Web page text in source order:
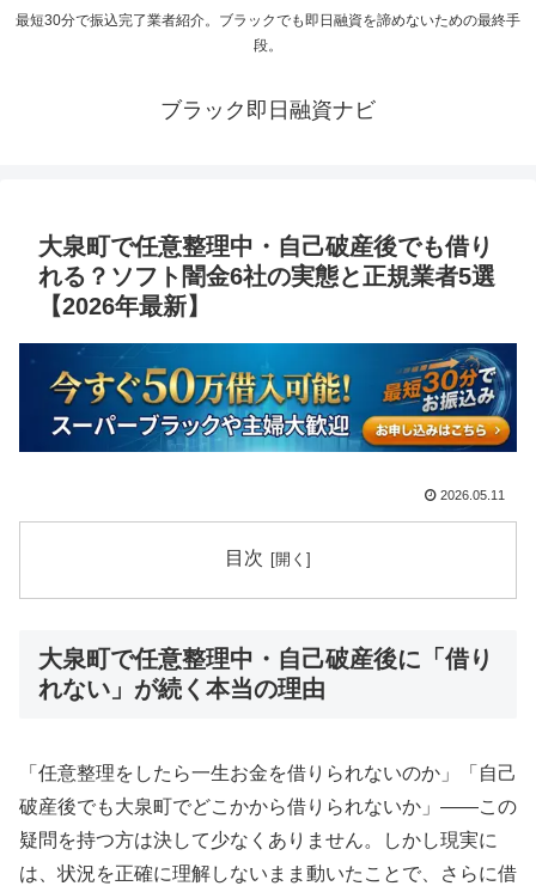
最短30分で振込完了業者紹介。ブラックでも即日融資を諦めないための最終手
段。
ブラック即日融資ナビ
大泉町で任意整理中・自己破産後でも借り
れる？ソフト闇金6社の実態と正規業者5選
【2026年最新】
2026.05.11
目次
大泉町で任意整理中・自己破産後に「借り
れない」が続く本当の理由
「任意整理をしたら一生お金を借りられないのか」「自己
破産後でも大泉町でどこかから借りられないか」——この
疑問を持つ方は決して少なくありません。しかし現実に
は、状況を正確に理解しないまま動いたことで、さらに借